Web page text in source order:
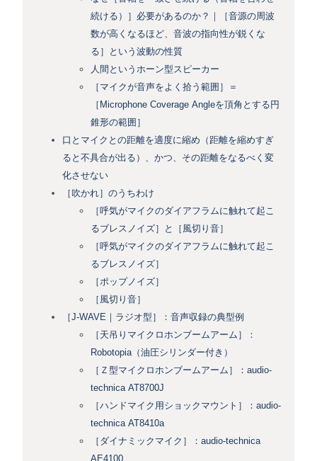
続ける）］必要があるのか？｜［音源の周波
数が高くなるほど、音波の指向性が鋭くな
る］という波動の性質
人間というホーン型スピーカー
［マイクが音声をよく拾う範囲］＝
［Microphone Coverage Angleを頂角とする円
錐形の範囲］
口とマイクとの距離を適度に縮め（距離を縮めすぎ
ると不具合が出る）、かつ、その距離をなるべく変
化させない
［吹かれ］のうちわけ
［呼気がマイクのダイアフラムに触れて起こ
るブレスノイズ］と［風切り音］
［呼気がマイクのダイアフラムに触れて起こ
るブレスノイズ］
［ポップノイズ］
［風切り音］
［J-WAVE｜ラジオ型］：音声収録の典型例
［天吊りマイクロホンブームアーム］：
Robotopia（油圧シリンダー付き）
［Ｚ型マイクロホンブームアーム］：audio-
technica AT8700J
［ハンドマイク用ショックマウント］：audio-
technica AT8410a
［ダイナミックマイク］：audio-technica
AE4100